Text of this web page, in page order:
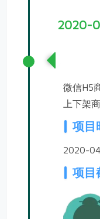
2020-
微信H5
上下架
项目
2020-
项目